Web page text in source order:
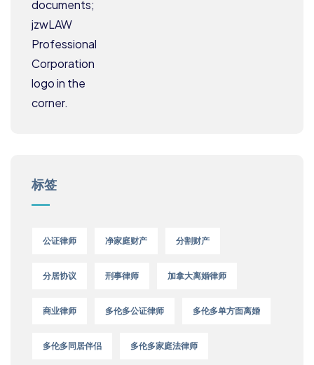
标签
公证律师 净家庭财产 分割财产
分居协议 刑事律师 加拿大离婚律师
商业律师 多伦多公证律师 多伦多单方面离婚
多伦多同居伴侣 多伦多家庭法律师